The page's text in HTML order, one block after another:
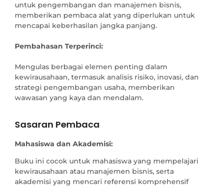
untuk pengembangan dan manajemen bisnis,
memberikan pembaca alat yang diperlukan untuk
mencapai keberhasilan jangka panjang.
Pembahasan Terperinci:
Mengulas berbagai elemen penting dalam
kewirausahaan, termasuk analisis risiko, inovasi, dan
strategi pengembangan usaha, memberikan
wawasan yang kaya dan mendalam.
Sasaran Pembaca
Mahasiswa dan Akademisi:
Buku ini cocok untuk mahasiswa yang mempelajari
kewirausahaan atau manajemen bisnis, serta
akademisi yang mencari referensi komprehensif